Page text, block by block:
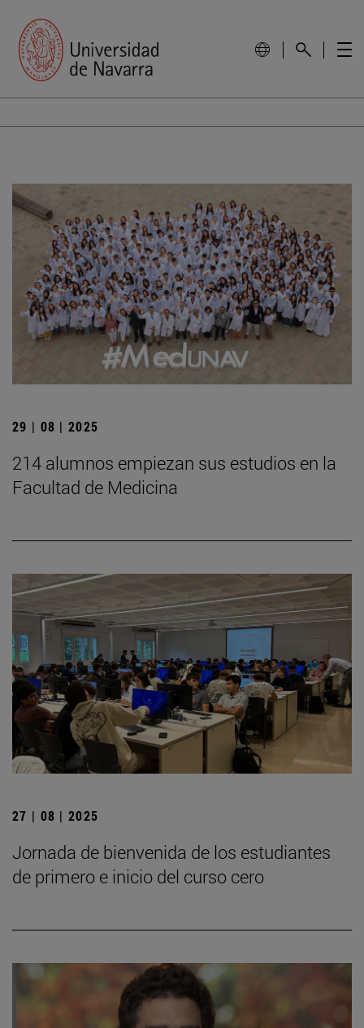
29 | 08 | 2025
214 alumnos empiezan sus estudios en la
Facultad de Medicina
27 | 08 | 2025
Jornada de bienvenida de los estudiantes
de primero e inicio del curso cero